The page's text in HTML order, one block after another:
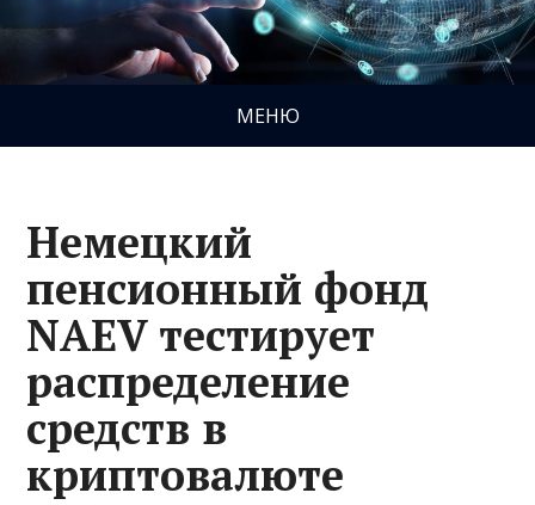
МЕНЮ
Немецкий
пенсионный фонд
NAEV тестирует
распределение
средств в
криптовалюте